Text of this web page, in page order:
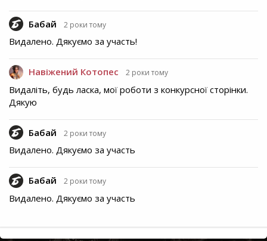
Бабай 2 роки тому
Видалено. Дякуємо за участь!
Навіжений Котопес 2 роки тому
Видаліть, будь ласка, мої роботи з конкурсної сторінки.
Дякую
Бабай 2 роки тому
Видалено. Дякуємо за участь
Бабай 2 роки тому
Видалено. Дякуємо за участь